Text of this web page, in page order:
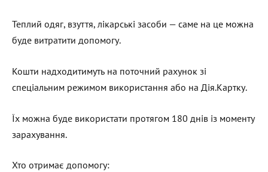
Теплий одяг, взуття, лікарські засоби — саме на це можна
буде витратити допомогу.
Кошти надходитимуть на поточний рахунок зі
спеціальним режимом використання або на Дія.Картку.
Їх можна буде використати протягом 180 днів із моменту
зарахування.
Хто отримає допомогу: